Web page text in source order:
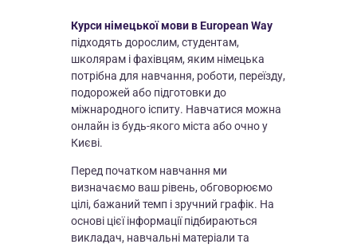
СЕРБСЬКА
СЛОВАЦЬКА
СЛОВЕНСЬКА
ФІНСЬКА
ХОРВАТСЬКА
ЧЕСЬКА
ШВЕДСЬКА
Курси німецької мови в European Way
підходять дорослим, студентам,
школярам і фахівцям, яким німецька
потрібна для навчання, роботи, переїзду,
подорожей або підготовки до
міжнародного іспиту. Навчатися можна
онлайн із будь-якого міста або очно у
Києві.
Перед початком навчання ми
визначаємо ваш рівень, обговорюємо
цілі, бажаний темп і зручний графік. На
основі цієї інформації підбираються
викладач, навчальні матеріали та